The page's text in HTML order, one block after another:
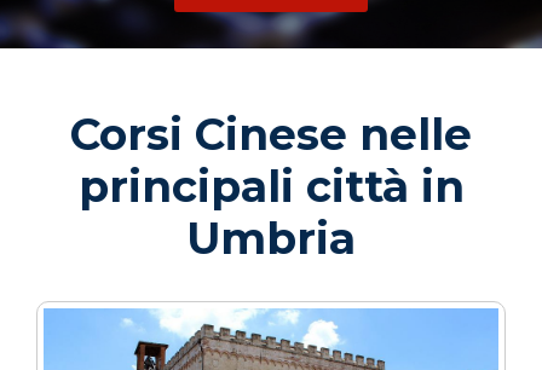
Corsi Cinese nelle
principali città in
Umbria